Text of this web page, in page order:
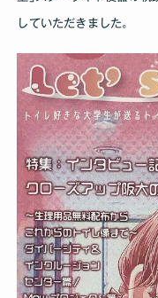
していただきました｡